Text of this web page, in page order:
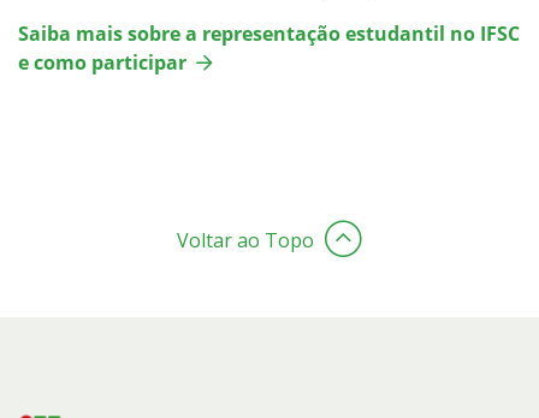
Saiba mais sobre a representação estudantil no IFSC
e como participar
Voltar ao Topo